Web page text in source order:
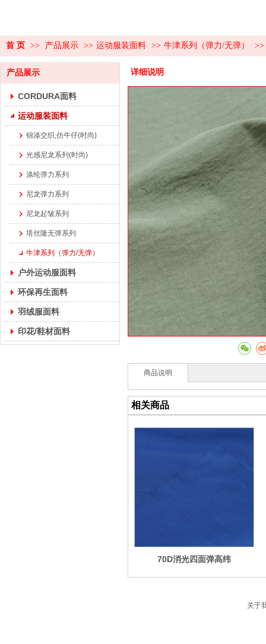
首 页 >> 产品展示 >> 运动服装面料 >> 牛津系列（弹力/无弹） >>
产品展示
CORDURA面料
运动服装面料
锦涤交织,仿牛仔(时尚)
光感尼龙系列(时尚)
涤纶弹力系列
尼龙弹力系列
尼龙起皱系列
塔丝隆无弹系列
牛津系列（弹力/无弹）
户外运动服面料
环保再生面料
羽绒服面料
印花/鞋材面料
详细说明
商品说明
相关商品
70D消光四面弹高纬
关于